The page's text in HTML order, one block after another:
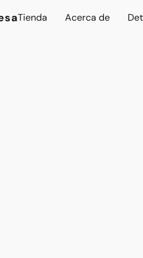
Tienda Acerca de